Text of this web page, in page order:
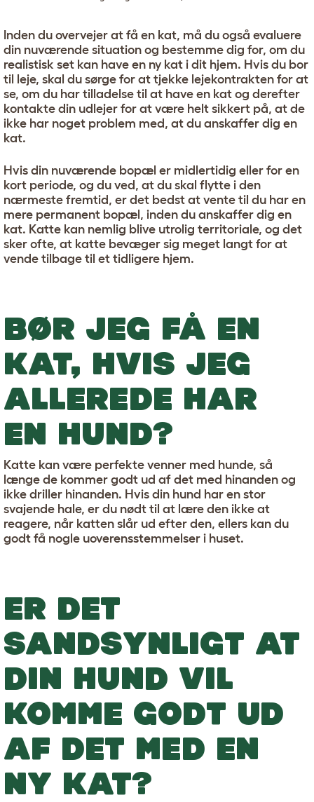
Inden du overvejer at få en kat, må du også evaluere
din nuværende situation og bestemme dig for, om du
realistisk set kan have en ny kat i dit hjem. Hvis du bor
til leje, skal du sørge for at tjekke lejekontrakten for at
se, om du har tilladelse til at have en kat og derefter
kontakte din udlejer for at være helt sikkert på, at de
ikke har noget problem med, at du anskaffer dig en
kat.
Hvis din nuværende bopæl er midlertidig eller for en
kort periode, og du ved, at du skal flytte i den
nærmeste fremtid, er det bedst at vente til du har en
mere permanent bopæl, inden du anskaffer dig en
kat. Katte kan nemlig blive utrolig territoriale, og det
sker ofte, at katte bevæger sig meget langt for at
vende tilbage til et tidligere hjem.
BØR JEG FÅ EN
KAT, HVIS JEG
ALLEREDE HAR
EN HUND?
Katte kan være perfekte venner med hunde, så
længe de kommer godt ud af det med hinanden og
ikke driller hinanden. Hvis din hund har en stor
svajende hale, er du nødt til at lære den ikke at
reagere, når katten slår ud efter den, ellers kan du
godt få nogle uoverensstemmelser i huset.
ER DET
SANDSYNLIGT AT
DIN HUND VIL
KOMME GODT UD
AF DET MED EN
NY KAT?